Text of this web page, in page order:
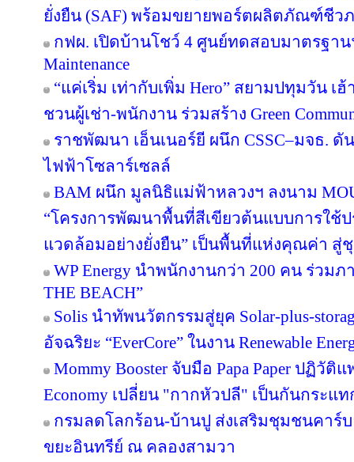
ยั่งยืน (SAF) พร้อมขยายพอร์ตผลิตภัณฑ์ชีว
กฟผ. เปิดบ้านโชว์ 4 ศูนย์ทดสอบมาตรฐาน
Maintenance
“แค่เริ่ม เท่ากับเพิ่ม Hero” สยามปทุมวัน เฮ้
ชวนผู้เช่า-พนักงาน ร่วมสร้าง Green
ราชพัฒนา เอ็นเนอร์ยี ผนึก CSSC–มจธ. ดั
ไฟฟ้าโซลาร์เซลล์
BAM ผนึก มูลนิธิแม่ฟ้าหลวงฯ ลงนาม
“โครงการพัฒนาพื้นที่สีเขียวต้นแบบการใช้
แวดล้อมอย่างยั่งยืน” เป็นพื้นที่แห่งคุณค่า สู่
WP Energy นำพนักงานกว่า 200 คน ร่วมภ
THE BEACH”
Solis นำทัพนวัตกรรมสู่ยุค Solar-plus-
อัจฉริยะ “EverCore” ในงาน Renewable
Mommy Booster จับมือ Papa Paper ปฏิวัติ
Economy เปลี่ยน "กากหัวปลี" เป็นกันกระแ
กรมลดโลกร้อน-บ้านปู ส่งเสริมชุมชนคาร์
ขยะอินทรีย์ ณ คลองสามวา